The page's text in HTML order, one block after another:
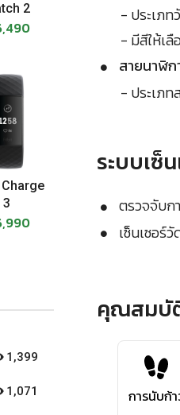
2
3
1,399
1,071
- ประเภ
- มีสีให้เ
สายนาฬิก
- ประเภท
ระบบเซ็
ตรวจจับก
เซ็นเซอร์
คุณสมบั
การนับก้า